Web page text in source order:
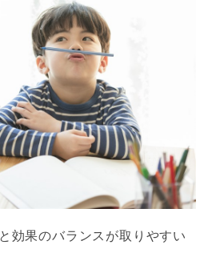
効果のバランスが取りやすい